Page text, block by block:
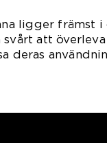
ligger främst
att
deras